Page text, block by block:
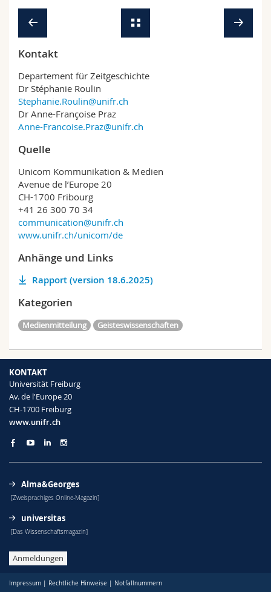
Kontakt
Departement für Zeitgeschichte
Dr Stéphanie Roulin
​Stephanie.Roulin@unifr.ch
Dr Anne-Françoise Praz
Anne-Francoise.Praz@unifr.ch
Quelle
Unicom Kommunikation & Medien
Avenue de l’Europe 20
CH-1700 Fribourg
+41 26 300 70 34
communication@unifr.ch
www.unifr.ch/unicom/de
Anhänge und Links
Rapport (version 18.6.2025)
Kategorien
Medienmitteilung Geisteswissenschaften
KONTAKT
Universität Freiburg
Av. de l'Europe 20
CH-1700 Freiburg
www.unifr.ch
Alma&Georges
[Zweisprachiges Online-Magazin]
universitas
[Das Wissenschaftsmagazin]
Anmeldungen
Impressum | Rechtliche Hinweise | Notfallnummern